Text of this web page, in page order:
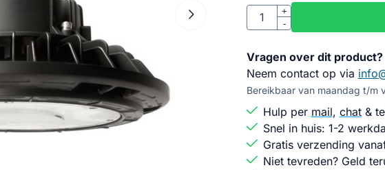
Aantal
+
-
Vragen over dit product?
Neem contact op via
Bereikbaar van maandag t/m
Hulp per mail, chat&
Snel in huis: 1-2
Gratis verzending
Niet tevreden? Geld